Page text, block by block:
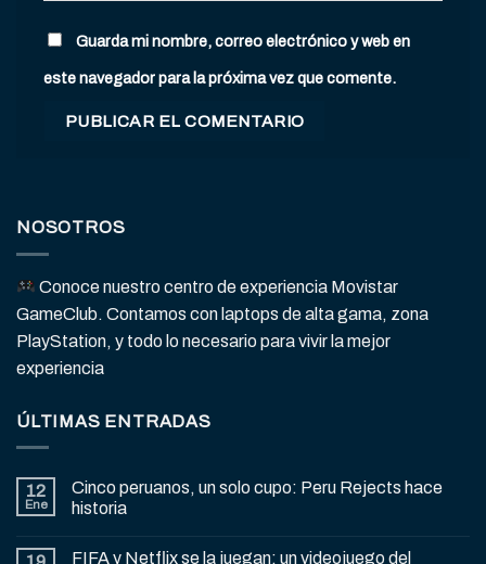
Guarda mi nombre, correo electrónico y web en
este navegador para la próxima vez que comente.
NOSOTROS
Conoce nuestro centro de experiencia Movistar
GameClub. Contamos con laptops de alta gama, zona
PlayStation, y todo lo necesario para vivir la mejor
experiencia
ÚLTIMAS ENTRADAS
12
Ene
Cinco peruanos, un solo cupo: Peru Rejects hace
historia
FIFA y Netflix se la juegan: un videojuego del